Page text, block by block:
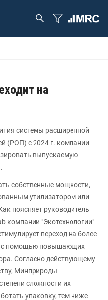
на
системы расширенной
(РОП) с 2024 г. компании
выпускаемую
.
собственные мощности,
утилизатором или
поясняет руководитель
компании "Экотехнологии"
переход на более
с помощью повышающих
Согласно действующему
Минприроды
сложности их
упаковку, тем ниже